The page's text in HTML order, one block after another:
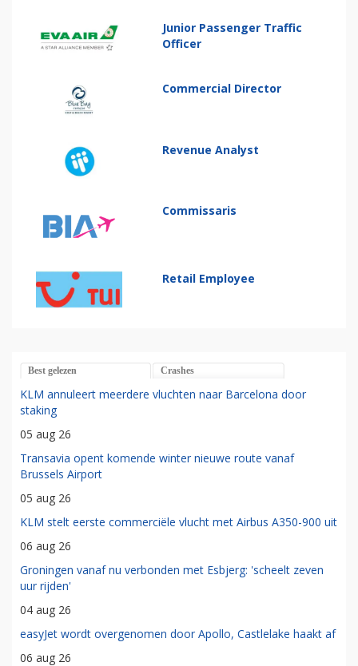
Junior Passenger Traffic
Officer
Commercial Director
Revenue Analyst
Commissaris
Retail Employee
Best gelezen Crashes
KLM annuleert meerdere vluchten naar Barcelona door
staking
05 aug 26
Transavia opent komende winter nieuwe route vanaf
Brussels Airport
05 aug 26
KLM stelt eerste commerciële vlucht met Airbus A350-900 uit
06 aug 26
Groningen vanaf nu verbonden met Esbjerg: 'scheelt zeven
uur rijden'
04 aug 26
easyJet wordt overgenomen door Apollo, Castlelake haakt af
06 aug 26